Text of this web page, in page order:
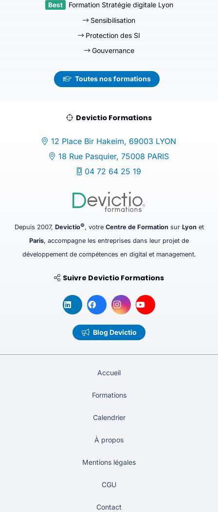
Formation Stratégie digitale Lyon
Sensibilisation
Protection des SI
Gouvernance
Toutes nos formations
Devictio Formations
12 Place Bir Hakeim, 69003 LYON
18 Rue Pasquier, 75008 PARIS
04 72 64 25 19
Depuis 2007, Devictio©, votre Centre de Formationsur Lyonet
Paris, accompagne les entreprises dans leur projet de
développement de compétences en digital et management.
Suivre Devictio Formations
Blog Devictio
Accueil
Formations
Calendrier
À propos
Mentions légales
CGU
Contact